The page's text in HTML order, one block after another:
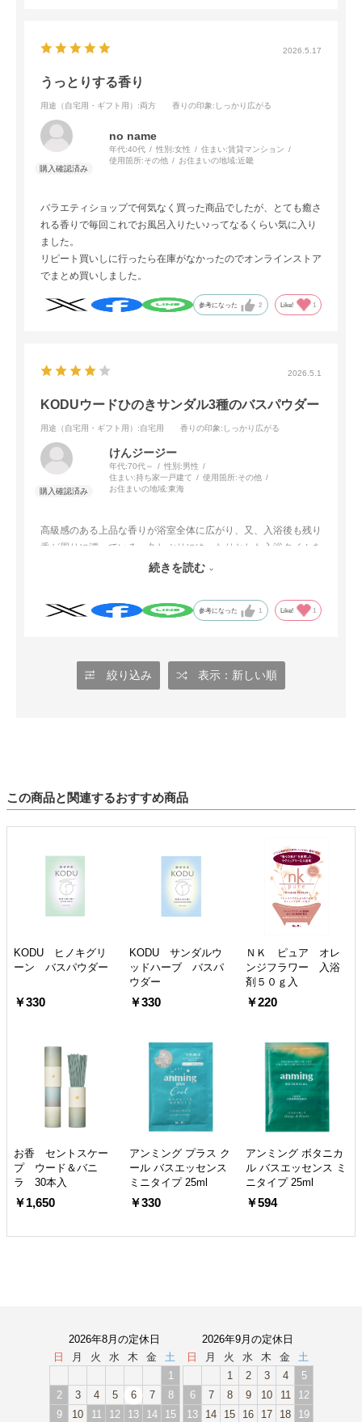
2026.5.17
うっとりする香り
用途（自宅用・ギフト用） :両方 香りの印象:しっかり広がる
no name
年代:40代 性別:女性 住まい:賃貸マンション
使用箇所:その他 お住まいの地域:近畿
バラエティショップで何気なく買った商品でしたが、とても癒さ
れる香りで毎回これでお風呂入りたい♪ってなるくらい気に入り
ました。
リピート買いしに行ったら在庫がなかったのでオンラインストア
でまとめ買いしました。
参考になった 2 Like! 1
2026.5.1
KODUウードひのきサンダル3種のバスパウダー
用途（自宅用・ギフト用） :自宅用 香りの印象:しっかり広がる
けんジージー
年代:70代～ 性別:男性
住まい:持ち家一戸建て 使用箇所:その他
お住まいの地域:東海
高級感のある上品な香りが浴室全体に広がり、又、入浴後も残り
香が周りに漂っている。久しぶりにゆったりとした入浴タイムを
味わいました。ただ、ウードアンバーは香りが強すぎるかな、と
続きを読む
参考になった 1 Like! 1
絞り込み 表示：新しい順
この商品と関連するおすすめ商品
KODU ヒノキグリ
ーン バスパウダー
￥330
KODU サンダルウ
ッドハーブ バスパ
ウダー
￥330
ＮＫ ピュア オレ
ンジフラワー 入浴
剤５０ｇ入
￥220
お香 セントスケー
プ ウード＆バニ
ラ 30本入
￥1,650
アンミング プラス ク
ール バスエッセンス
ミニタイプ 25ml
￥330
アンミング ボタニカ
ル バスエッセンス ミ
ニタイプ 25ml
￥594
2026年8月の定休日
日
月 火 水 木 金
土
1
2
3 4 5 6 7
8
9
10 11 12 13 14
15
2026年9月の定休日
日
月 火 水 木 金
土
1
2 3 4
5
6
7 8 9 10 11
12
13
14 15 16 17 18
19